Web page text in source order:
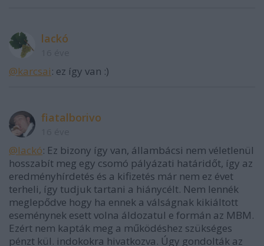
lackó
@karcsai: ez így van :)
fiatalborivo
@lackó: Ez bizony így van, állambácsi nem véletlenül
hosszabít meg egy csomó pályázati határidőt, így az
eredményhírdetés és a kifizetés már nem ez évet
terheli, így tudjuk tartani a hiánycélt. Nem lennék
meglepődve hogy ha ennek a válságnak kikiáltott
eseménynek esett volna áldozatul e formán az MBM.
Ezért nem kapták meg a működéshez szükséges
pénzt kül. indokokra hivatkozva. Úgy gondolták az